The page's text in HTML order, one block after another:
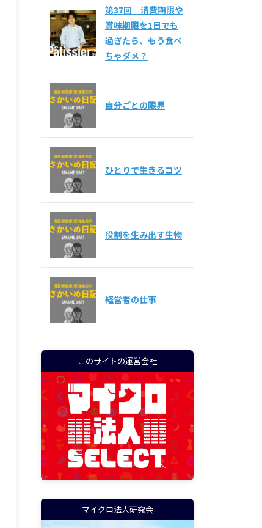
第37回 消費期限や
賞味期限を1日でも
過ぎたら、もう食べ
ちゃダメ？
自分ごとの限界
ひとりで生きるコツ
役割を生み出す生物
経営者の仕事
このサイトの運営会社
マイクロ法人研究会